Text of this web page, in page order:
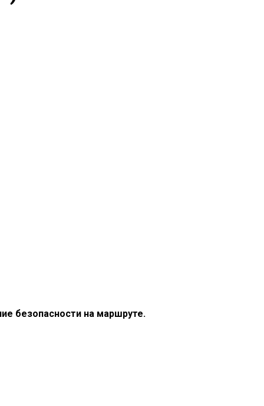
безопасности на маршруте.